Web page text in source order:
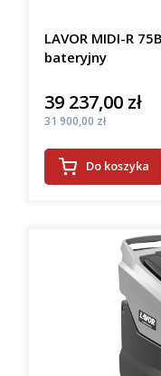
LAVOR MIDI-R
bateryjny
Cena
39 237,00 zł
Cena
31 900,00 zł
Do koszyka